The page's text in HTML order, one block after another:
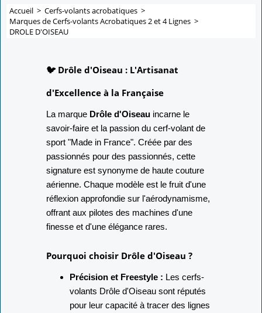
Accueil > Cerfs-volants acrobatiques >
Marques de Cerfs-volants Acrobatiques 2 et 4 Lignes >
DROLE D'OISEAU
🐦 Drôle d'Oiseau : L'Artisanat
d'Excellence à la Française
La marque Drôle d'Oiseau incarne le
savoir-faire et la passion du cerf-volant de
sport "Made in France". Créée par des
passionnés pour des passionnés, cette
signature est synonyme de haute couture
aérienne. Chaque modèle est le fruit d'une
réflexion approfondie sur l'aérodynamisme,
offrant aux pilotes des machines d'une
finesse et d'une élégance rares.
Pourquoi choisir Drôle d'Oiseau ?
Précision et Freestyle : Les cerfs-
volants Drôle d'Oiseau sont réputés
pour leur capacité à tracer des lignes